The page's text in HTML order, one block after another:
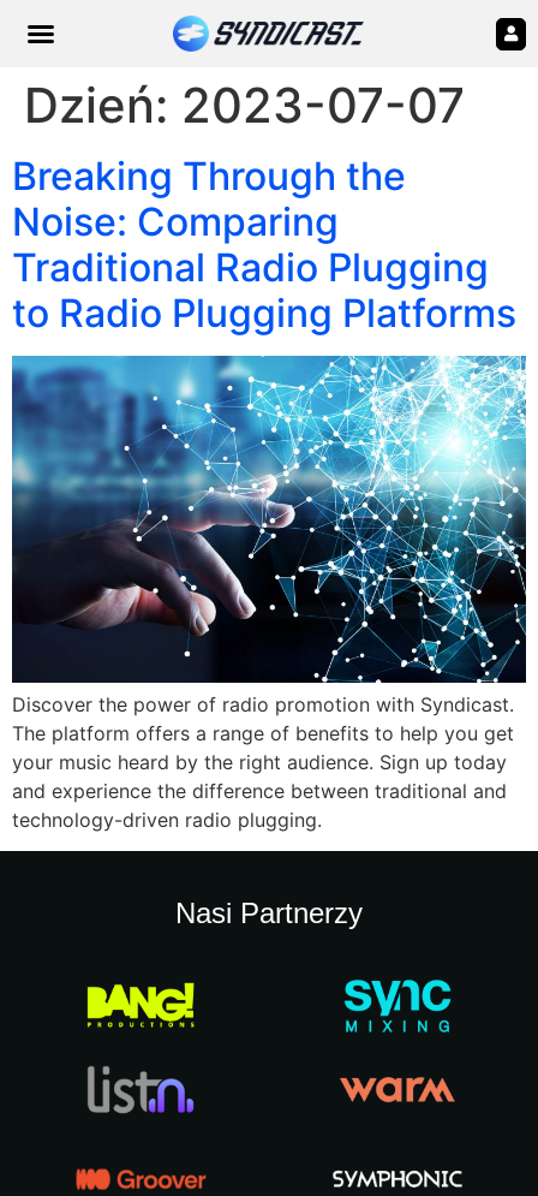
Dzień: 2023-07-07
Breaking Through the
Noise: Comparing
Traditional Radio Plugging
to Radio Plugging Platforms
Discover the power of radio promotion with Syndicast.
The platform offers a range of benefits to help you get
your music heard by the right audience. Sign up today
and experience the difference between traditional and
technology-driven radio plugging.
Nasi Partnerzy